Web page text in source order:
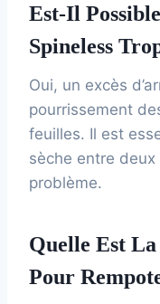
Est-Il
Spineless
Oui, un excès
pourrissement
feuilles. Il est
sèche entre
problème.
Quelle Est
Pour